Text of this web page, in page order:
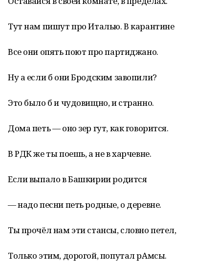
Тут нам пишут про Италью. В карантине
Все они опять поют про партиджано.
Ну а если б они Бродским завопили?
Это было б и чудовищно, и странно.
Дома петь — оно зер гут, как говорится.
В РДК же ты поешь, а не в харчевне.
Если выпало в Башкирии родится
— надо песни петь родные, о деревне.
Ты прочёл нам эти стансы, словно петел,
Только этим, дорогой, попутал рАмсы.